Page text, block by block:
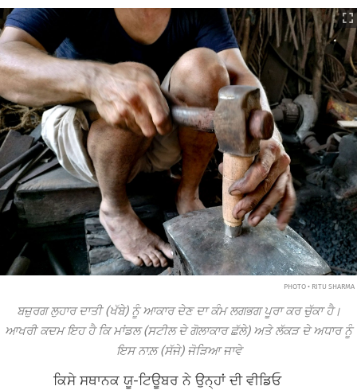
PHOTO • RITU SHARMA
ਬਜ਼ੁਰਗ ਲੁਹਾਰ ਦਾਤੀ (ਖੱਬੇ) ਨੂੰ ਆਕਾਰ ਦੇਣ ਦਾ ਕੰਮ ਲਗਭਗ ਪੂਰਾ ਕਰ ਚੁੱਕਾ ਹੈ।
ਆਖਰੀ ਕਦਮ ਇਹ ਹੈ ਕਿ ਮਾਂਡਲ (ਸਟੀਲ ਦੇ ਗੋਲਾਕਾਰ ਛੱਲੇ) ਅਤੇ ਲੱਕੜ ਦੇ ਅਧਾਰ ਨੂੰ
ਇਸ ਨਾਲ਼ (ਸੱਜੇ) ਜੋੜਿਆ ਜਾਵੇ
ਕਿਸੇ ਸਥਾਨਕ ਯੂ-ਟਿਊਬਰ ਨੇ ਉਨ੍ਹਾਂ ਦੀ ਵੀਡਿਓ